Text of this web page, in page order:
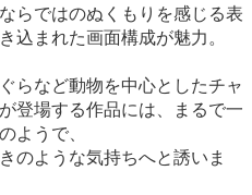
らではのぬくもりを感じる表
込まれた画面構成が魅力。
らなど動物を中心としたチャ
登場する作品には、まるで一
ようで、
のような気持ちへと誘いま